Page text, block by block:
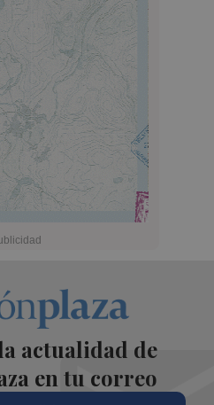
actualidad de
en tu correo